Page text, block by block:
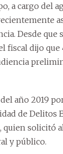
a cargo del
Desde que
fiscal dijo que
año 2019
de Delitos
solicitó
y público.